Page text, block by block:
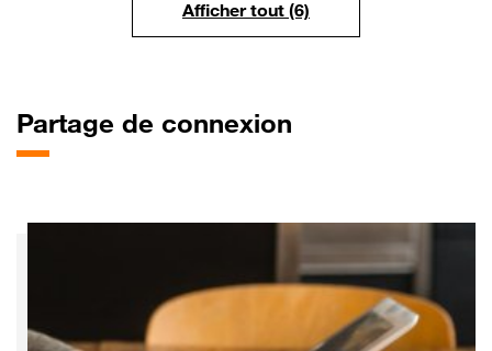
Afficher tout (6)
Partage de connexion